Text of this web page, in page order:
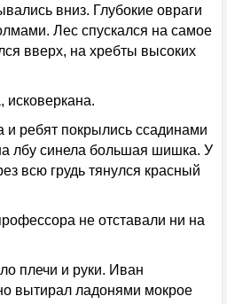
вниз. Глубокие овраги
Лес спускался на самое
вверх, на хребты высоких
исковеркана.
и ребят покрылись ссадинами
лбу синела большая шишка. У
всю грудь тянулся красный
не отставали ни на
плечи и руки. Иван
вытирал ладонями мокрое